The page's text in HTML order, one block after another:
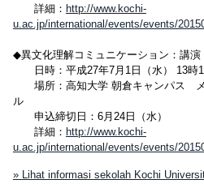
詳細： http://www.kochi-
u.ac.jp/international/events/events/
◆異文化理解コミュニケーション：講演
日時：平成27年7月1日（水） 13時
場所：高知大学 朝倉キャンパス
ル
申込締切日：6月24日（水）
詳細： http://www.kochi-
u.ac.jp/international/events/events/
» Lihat informasi sekolah Kochi